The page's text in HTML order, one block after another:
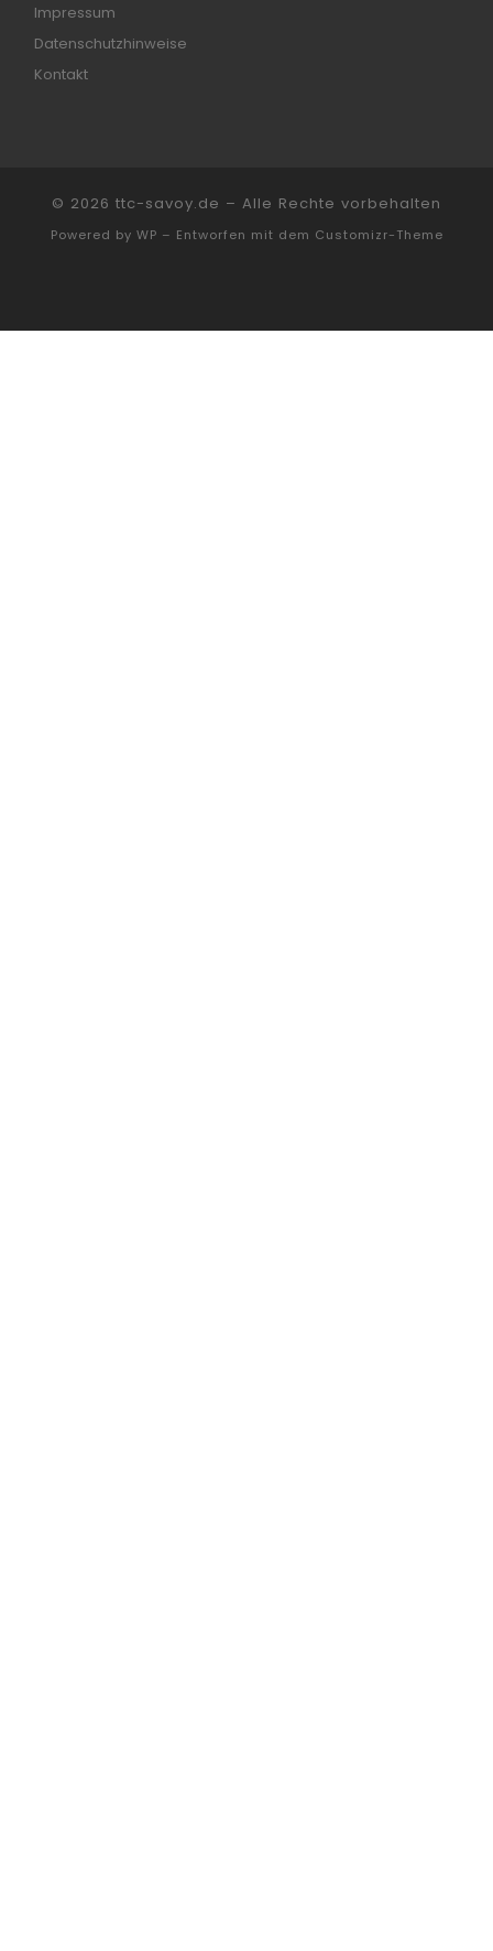
Impressum
Datenschutzhinweise
Kontakt
© 2026 ttc-savoy.de – Alle Rechte vorbehalten
Powered by WP – Entworfen mit dem Customizr-Theme